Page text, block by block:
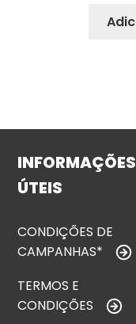
INFORMAÇÕES
ÚTEIS
CONDIÇÕES DE
CAMPANHAS*
TERMOS E
CONDIÇÕES